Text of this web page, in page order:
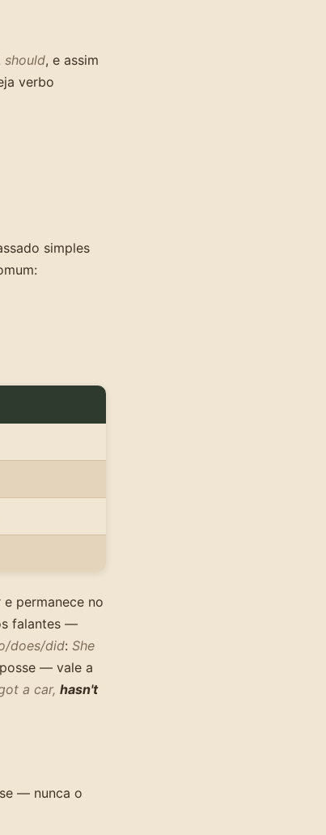
should, e assim
verbo
simples
permanece no
falantes —
does/did: She
— vale a
a car, hasn't
— nunca o